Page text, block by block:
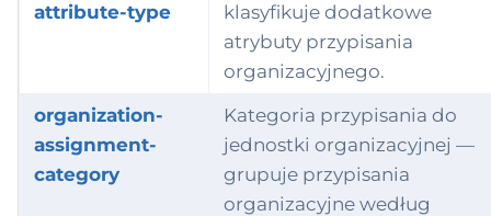
attribute-type
klasyfikuje dodatkowe
atrybuty przypisania
organizacyjnego.
organization-
assignment-
category
Kategoria przypisania do
jednostki organizacyjnej —
grupuje przypisania
organizacyjne według